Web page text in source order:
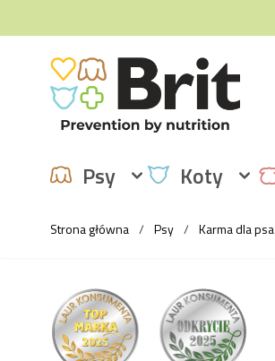
Przejdź do treści
Psy Koty
Strona główna / Psy / Karma dla psa